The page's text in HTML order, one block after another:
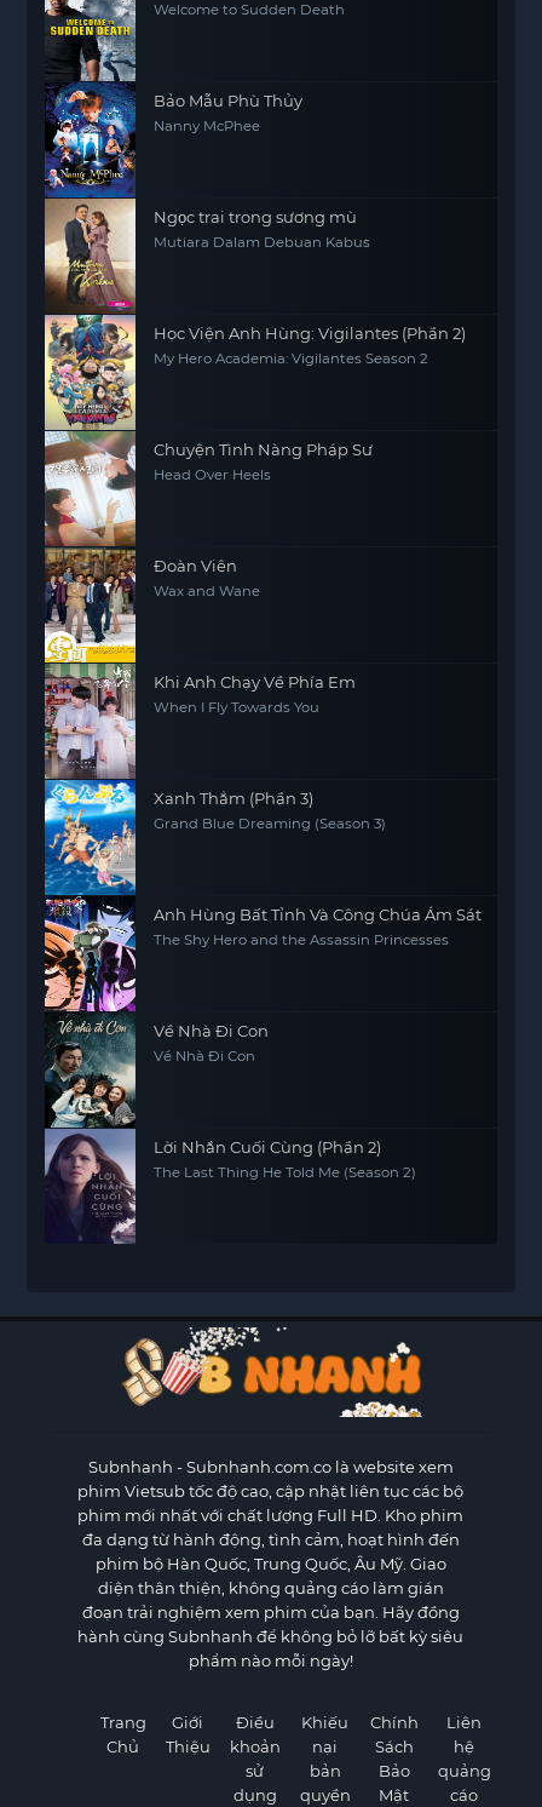
Welcome to Sudden Death
Bảo Mẫu Phù Thủy
Nanny McPhee
Ngọc trai trong sương mù
Mutiara Dalam Debuan Kabus
Học Viện Anh Hùng: Vigilantes (Phần 2)
My Hero Academia: Vigilantes Season 2
Chuyện Tình Nàng Pháp Sư
Head Over Heels
Đoàn Viên
Wax and Wane
Khi Anh Chạy Về Phía Em
When I Fly Towards You
Xanh Thẳm (Phần 3)
Grand Blue Dreaming (Season 3)
Anh Hùng Bất Tỉnh Và Công Chúa Ám Sát
The Shy Hero and the Assassin Princesses
Về Nhà Đi Con
Về Nhà Đi Con
Lời Nhắn Cuối Cùng (Phần 2)
The Last Thing He Told Me (Season 2)
Subnhanh - Subnhanh.com.co là website xem
phim Vietsub tốc độ cao, cập nhật liên tục các bộ
phim mới nhất với chất lượng Full HD. Kho phim
đa dạng từ hành động, tình cảm, hoạt hình đến
phim bộ Hàn Quốc, Trung Quốc, Âu Mỹ. Giao
diện thân thiện, không quảng cáo làm gián
đoạn trải nghiệm xem phim của bạn. Hãy đồng
hành cùng Subnhanh để không bỏ lỡ bất kỳ siêu
phẩm nào mỗi ngày!
Trang
Chủ
Giới
Thiệu
Điều
khoản
sử
dụng
Khiếu
nại
bản
quyền
Chính
Sách
Bảo
Mật
Liên
hệ
quảng
cáo